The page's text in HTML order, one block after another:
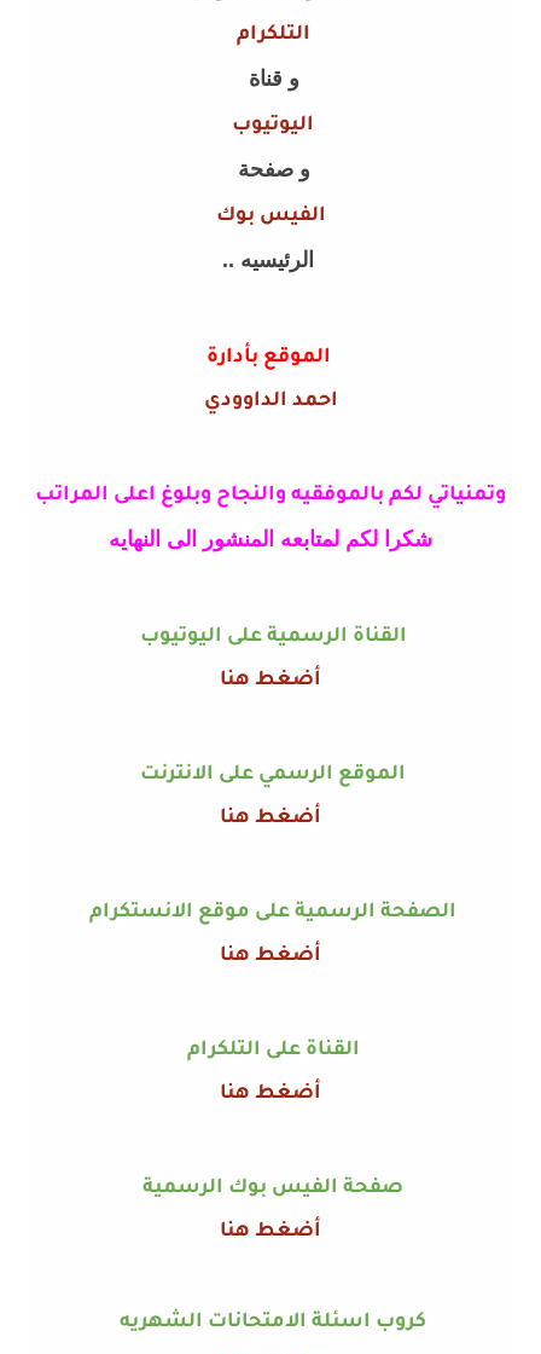
التلكرام
و قناة
اليوتيوب
و صفحة
الفيس بوك
الرئيسيه ..
الموقع بأدارة
احمد الداوودي
وتمنياتي لكم بالموفقيه والنجاح وبلوغ اعلى المراتب
شكرا لكم لمتابعه المنشور الى النهايه
القناة الرسمية على اليوتيوب
أضغط هنا
الموقع الرسمي على الانترنت
أضغط هنا
الصفحة الرسمية على موقع الانستكرام
أضغط هنا
القناة على التلكرام
أضغط هنا
صفحة الفيس بوك الرسمية
أضغط هنا
كروب اسئلة الامتحانات الشهريه